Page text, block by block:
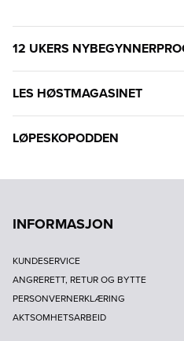
12 UKERS
LES HØSTMAGASINET
LØPESKOPODDEN
INFORMASJON
KUNDESERVICE
ANGRERETT, RETUR OG BYTTE
PERSONVERNERKLÆRING
AKTSOMHETSARBEID